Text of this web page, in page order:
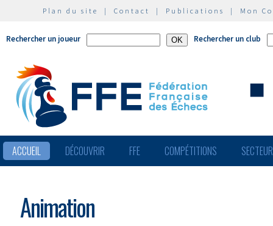
Plan du site | Contact | Publications | Mon
Rechercher un joueur Rechercher un club
ACCUEIL DÉCOUVRIR FFE COMPÉTITIONS
Animation